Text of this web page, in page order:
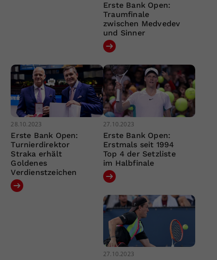
Erste Bank Open:
Traumfinale
zwischen Medvedev
und Sinner
28.10.2023
Erste Bank Open:
Turnierdirektor
Straka erhält
Goldenes
Verdienstzeichen
27.10.2023
Erste Bank Open:
Erstmals seit 1994
Top 4 der Setzliste
im Halbfinale
27.10.2023